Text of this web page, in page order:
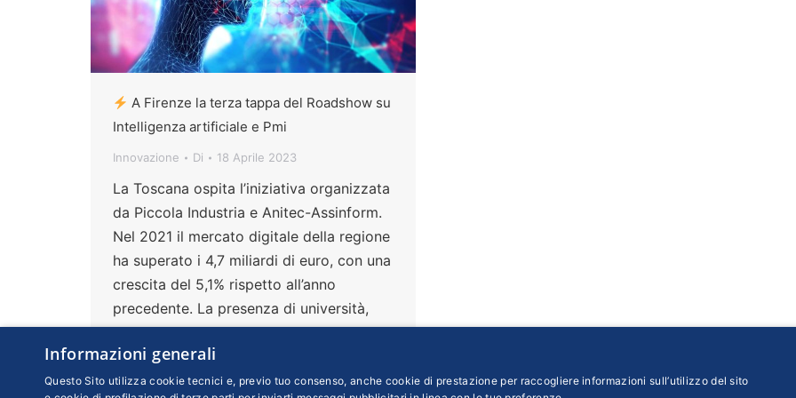
A Firenze la terza tappa del Roadshow su
Intelligenza artificiale e Pmi
Innovazione Di 18 Aprile 2023
La Toscana ospita l’iniziativa organizzata
da Piccola Industria e Anitec-Assinform.
Nel 2021 il mercato digitale della regione
ha superato i 4,7 miliardi di euro, con una
crescita del 5,1% rispetto all’anno
precedente. La presenza di università,
centri di ricerca ed eccellenze industriali
può contribuire ad ampliarlo
Informazioni generali
Questo Sito utilizza cookie tecnici e, previo tuo consenso, anche cookie di prestazione per raccogliere informazioni sull’utilizzo del sito